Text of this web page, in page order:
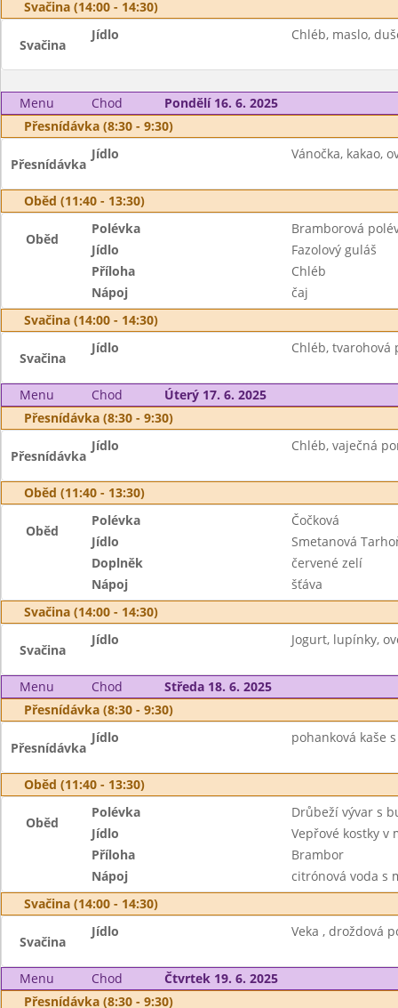
Svačina (14:00 - 14:30)
Svačina
Jídlo Chléb, maslo,
Menu Chod
Pondělí 16. 6. 2025
Přesnídávka (8:30 - 9:30)
Přesnídávka
Jídlo Vánočka, kakao,
Oběd (11:40 - 13:30)
Oběd
Polévka
Bramborová
Jídlo
Fazolový guláš
Příloha
Chléb
Nápoj
čaj
Svačina (14:00 - 14:30)
Svačina
Jídlo Chléb, tvarohová
Menu Chod
Úterý 17. 6. 2025
Přesnídávka (8:30 - 9:30)
Přesnídávka
Jídlo Chléb, vaječná
Oběd (11:40 - 13:30)
Oběd
Polévka
Čočková
Jídlo
Smetanová
Doplněk
červené zelí
Nápoj
šťáva
Svačina (14:00 - 14:30)
Svačina
Jídlo Jogurt, lupínky,
Menu Chod
Středa 18. 6. 2025
Přesnídávka (8:30 - 9:30)
Přesnídávka
Jídlo pohanková kaše
Oběd (11:40 - 13:30)
Oběd
Polévka
Drůbeží vývar s
Jídlo
Vepřové kostky v
Příloha
Brambor
Nápoj
citrónová voda s
Svačina (14:00 - 14:30)
Svačina
Jídlo Veka , droždová
Menu Chod
Čtvrtek 19. 6. 2025
Přesnídávka (8:30 - 9:30)